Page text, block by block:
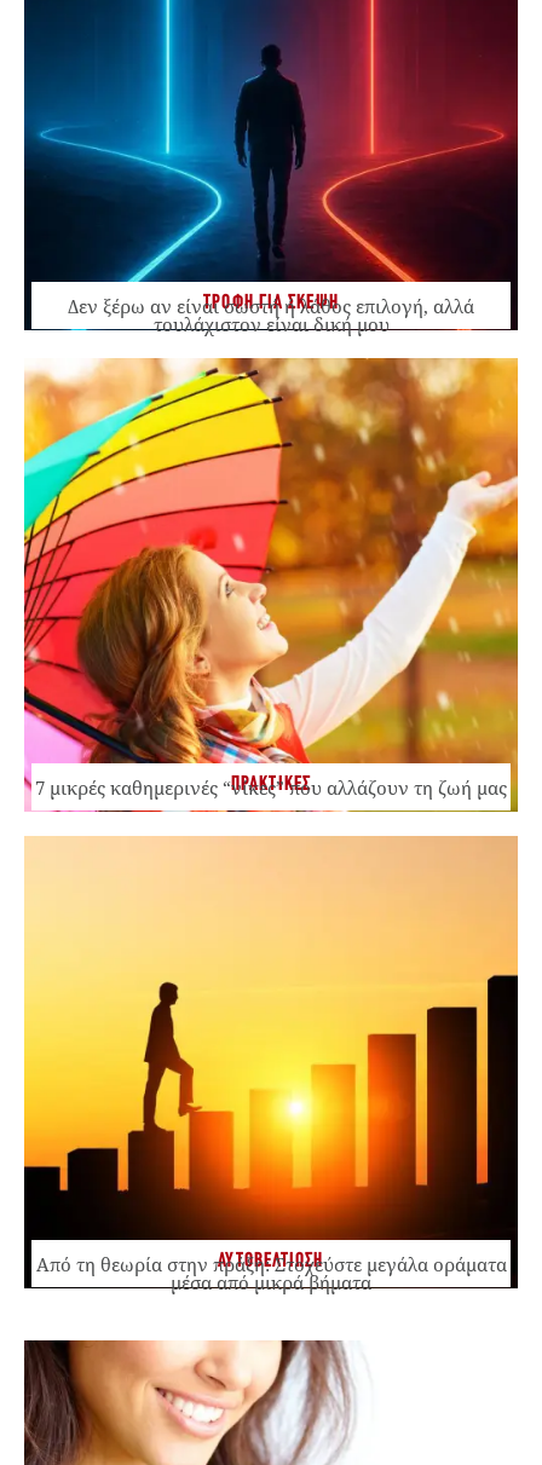
ΤΡΟΦΗ ΓΙΑ ΣΚΕΨΗ
Δεν ξέρω αν είναι σωστή ή λάθος επιλογή, αλλά
τουλάχιστον είναι δική μου
ΠΡΑΚΤΙΚΕΣ
7 μικρές καθημερινές “νίκες” που αλλάζουν τη ζωή μας
ΑΥΤΟΒΕΛΤΙΩΣΗ
Από τη θεωρία στην πράξη: Στοχεύστε μεγάλα οράματα
μέσα από μικρά βήματα